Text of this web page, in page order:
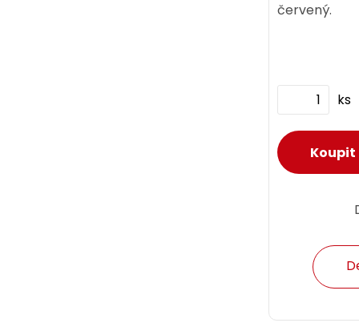
červený.
ks